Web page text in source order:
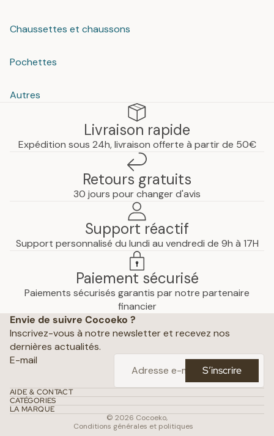
Chaussettes et chaussons
Pochettes
Autres
Livraison rapide
Expédition sous 24h, livraison offerte à partir de 50€
Retours gratuits
30 jours pour changer d'avis
Support réactif
Support personnalisé du lundi au vendredi de 9h à 17H
Paiement sécurisé
Paiements sécurisés garantis par notre partenaire
financier
Envie de suivre Cocoeko ?
Inscrivez-vous à notre newsletter et recevez nos
dernières actualités.
E-mail
S’inscrire
AIDE & CONTACT
CATÉGORIES
LA MARQUE
© 2026 Cocoeko,
Conditions générales et politiques
Mentions légales
Conditions générales de vente
Coordonnées
Conditions d’utilisation